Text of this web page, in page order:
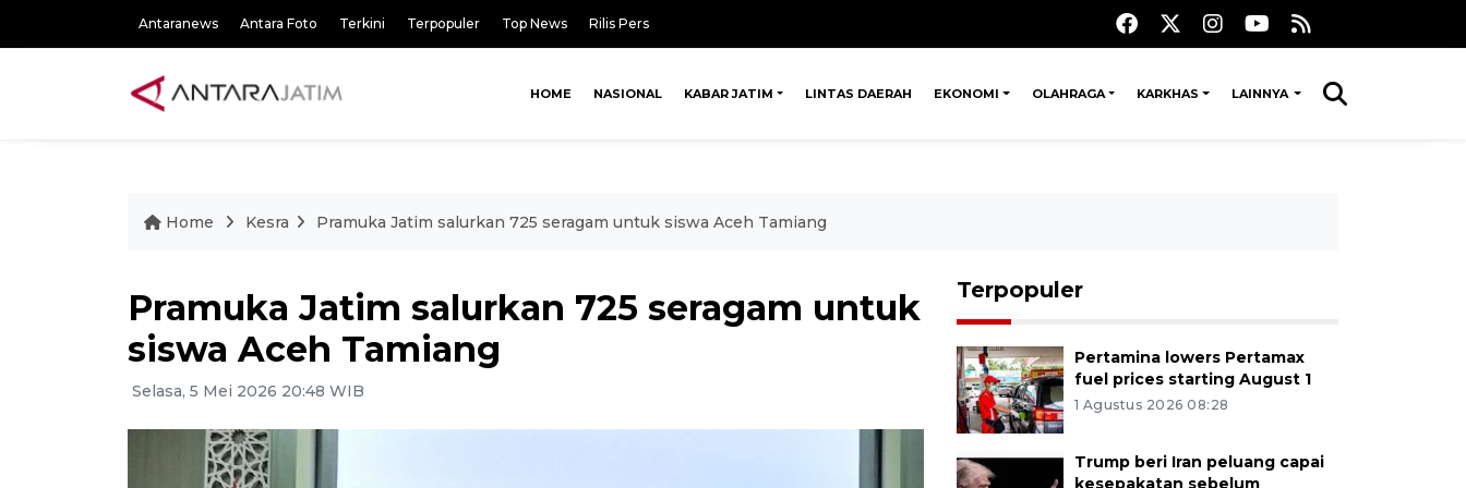
Antaranews Antara Foto Terkini Terpopuler Top News Rilis Pers
HOME NASIONAL KABAR JATIM LINTAS DAERAH EKONOMI OLAHRAGA KARKHAS LAINNYA
Home Kesra Pramuka Jatim salurkan 725 seragam untuk siswa Aceh Tamiang
Pramuka Jatim salurkan 725 seragam untuk
siswa Aceh Tamiang
Selasa, 5 Mei 2026 20:48 WIB
Terpopuler
Pertamina lowers Pertamax
fuel prices starting August 1
1 Agustus 2026 08:28
Trump beri Iran peluang capai
kesepakatan sebelum